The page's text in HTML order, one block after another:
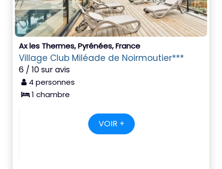
Ax les Thermes, Pyrénées, France
Village Club Miléade de Noirmoutier***
6 / 10 sur avis
4 personnes
1 chambre
VOIR +